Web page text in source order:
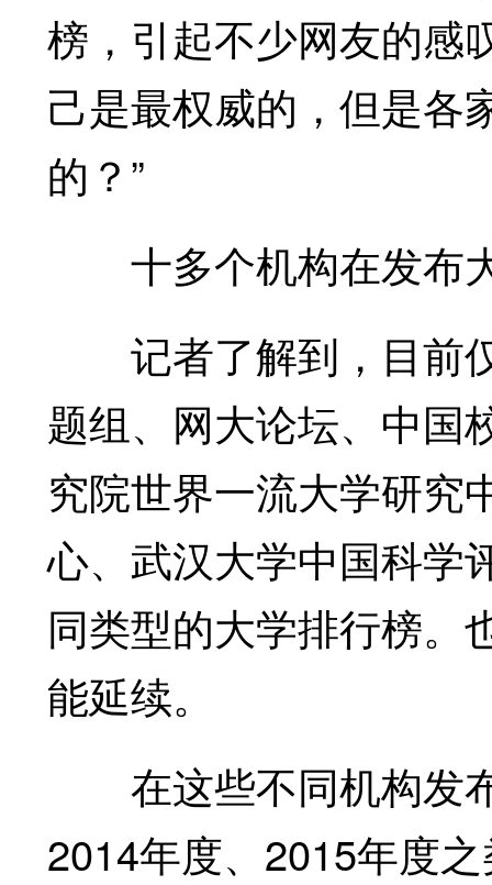
榜，引起不少网友的感
己是最权威的，但是各
的？”
十多个机构在发布
记者了解到，目前
题组、网大论坛、中国
究院世界一流大学研究
心、武汉大学中国科学
同类型的大学排行榜。
能延续。
在这些不同机构发
2014年度、2015年度